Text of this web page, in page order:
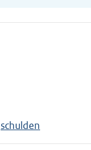
schulden